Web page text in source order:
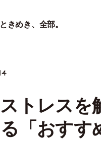
きめき、全部。
トレスを
「おすす